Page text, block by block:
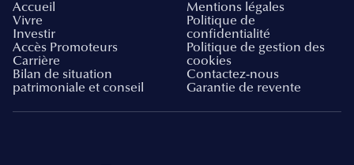
Accueil
Vivre
Investir
Accès Promoteurs
Carrière
Bilan de situation
patrimoniale et conseil
Mentions légales
Politique de
confidentialité
Politique de gestion des
cookies
Contactez-nous
Garantie de revente